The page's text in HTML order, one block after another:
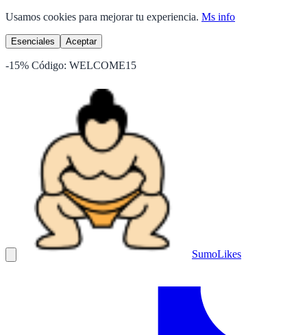
Usamos cookies para mejorar tu experiencia. Ms info
Esenciales Aceptar
-15% Código: WELCOME15
SumoLikes